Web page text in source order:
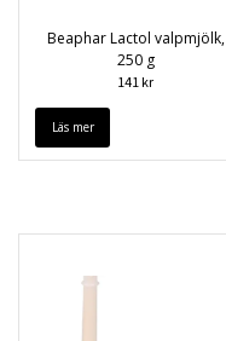
Beaphar Lactol valpmjölk,
250 g
141 kr
Läs mer